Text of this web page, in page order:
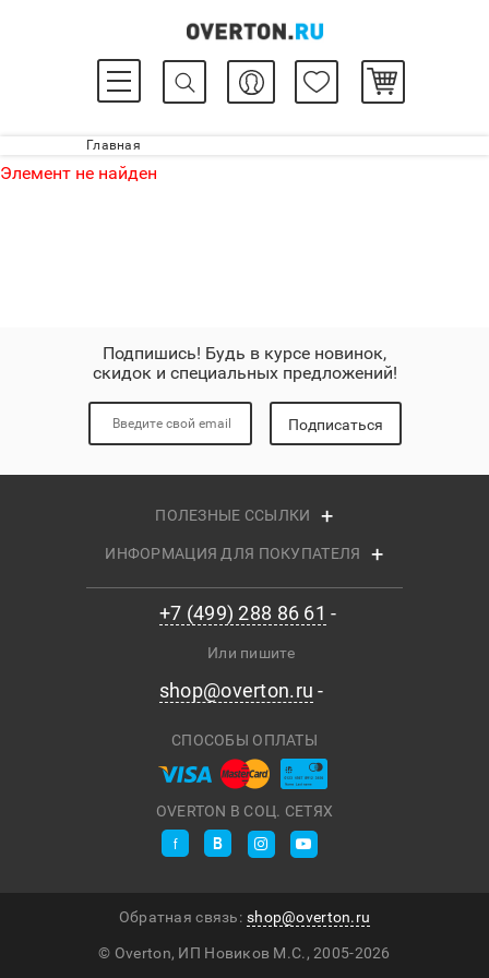
Главная
Элемент не найден
Подпишись! Будь в курсе новинок,
скидок и специальных предложений!
Подписаться
ПОЛЕЗНЫЕ ССЫЛКИ
ИНФОРМАЦИЯ ДЛЯ ПОКУПАТЕЛЯ
+7 (499) 288 86 61
Или пишите
shop@overton.ru
OVERTON В СОЦ. СЕТЯХ
СПОСОБЫ ОПЛАТЫ
© Overton, ИП Новиков М.С., 2005-2026
Обратная связь: shop@overton.ru